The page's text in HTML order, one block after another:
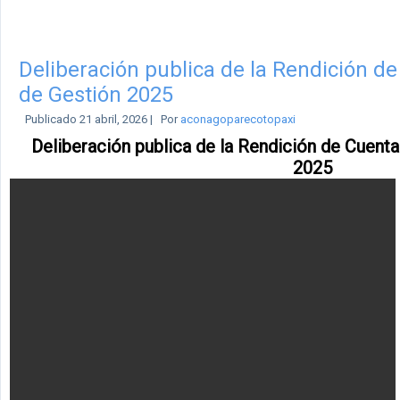
Deliberación publica de la Rendición
de Gestión 2025
Publicado 21 abril, 2026 | Por aconagoparecotopaxi
Deliberación publica de la Rendición de
2025